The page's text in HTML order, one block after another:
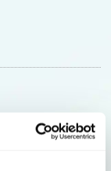
acties en tips